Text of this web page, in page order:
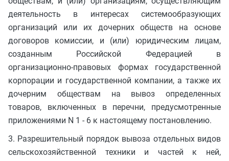
деятельность в интересах системообразующих
организаций или их дочерних обществ на основе
договоров комиссии, и (или) юридическим лицам,
созданным Российской Федерацией в
организационно-правовых формах государственной
корпорации и государственной компании, а также их
дочерним обществам на вывоз определенных
товаров, включенных в перечни, предусмотренные
приложениями N 1 - 6 к настоящему постановлению.
3. Разрешительный порядок вывоза отдельных видов
сельскохозяйственной техники и частей к ней,